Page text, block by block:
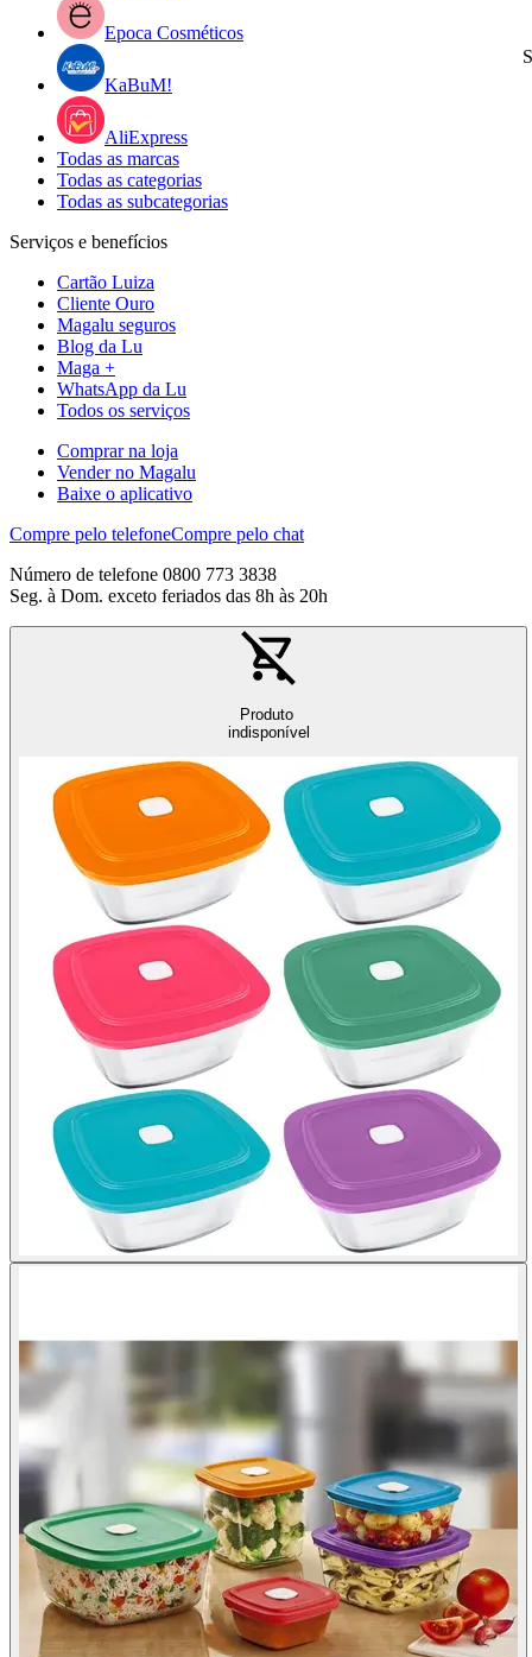
Epoca Cosméticos
KaBuM!
AliExpress
Todas as marcas
Todas as categorias
Todas as subcategorias
Serviços e benefícios
Cartão Luiza
Cliente Ouro
Magalu seguros
Blog da Lu
Maga +
WhatsApp da Lu
Todos os serviços
Comprar na loja
Vender no Magalu
Baixe o aplicativo
Compre pelo telefoneCompre pelo chat
Número de telefone 0800 773 3838
Seg. à Dom. exceto feriados das 8h às 20h
Produto
indisponível